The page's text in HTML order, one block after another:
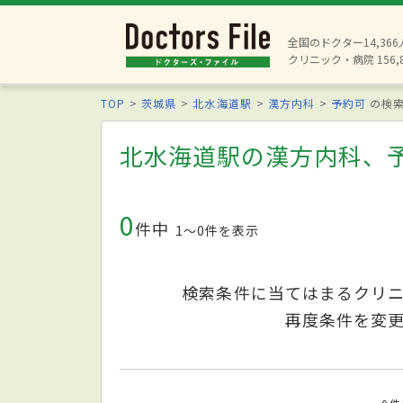
全国のドクター14,366
クリニック・病院
TOP 茨城県 北水海道駅 漢方内科 予約可 の検
北水海道駅の漢方内科、
0件中 1〜0件を表示
検索条件に当てはまるクリ
再度条件を変